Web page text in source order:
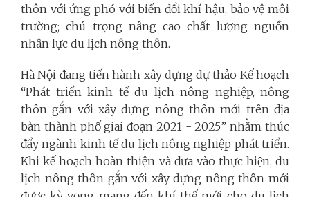
thôn với ứng phó với biến đổi khí hậu, bảo vệ môi
trường; chú trọng nâng cao chất lượng nguồn
nhân lực du lịch nông thôn.
Hà Nội đang tiến hành xây dựng dự thảo Kế hoạch
“Phát triển kinh tế du lịch nông nghiệp, nông
thôn gắn với xây dựng nông thôn mới trên địa
bàn thành phố giai đoạn 2021 - 2025” nhằm thúc
đẩy ngành kinh tế du lịch nông nghiệp phát triển.
Khi kế hoạch hoàn thiện và đưa vào thực hiện, du
lịch nông thôn gắn với xây dựng nông thôn mới